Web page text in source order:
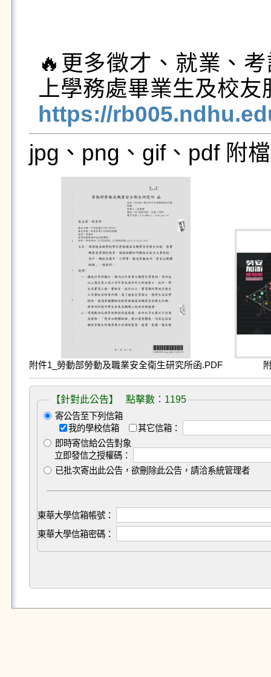
🔥更多徵才、就業、
https://
jpg、png、gif、pdf 附
附件1_勞動部勞動及職業安全衛生研究所函.PDF
【針對此公告】 點擊數：1195
寄公告至下列信箱
我的學校信箱
其它信箱：
即時寄信給公告對象
立即發信之授權碼：
已批次寄出此公告，欲刪除此公告，請洽系統管理者
東華大學信箱帳號：
東華大學信箱密碼：